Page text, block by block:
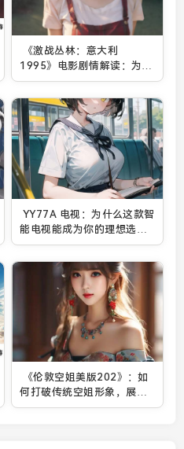
《激战丛林：意大利
1995》电影剧情解读：为何
战士们在丛林中面临生死抉
择？
YY77A 电视：为什么这款智
能电视能成为你的理想选
择？
《伦敦空姐美版202》：如
何打破传统空姐形象，展现
现代女性独立魅力？